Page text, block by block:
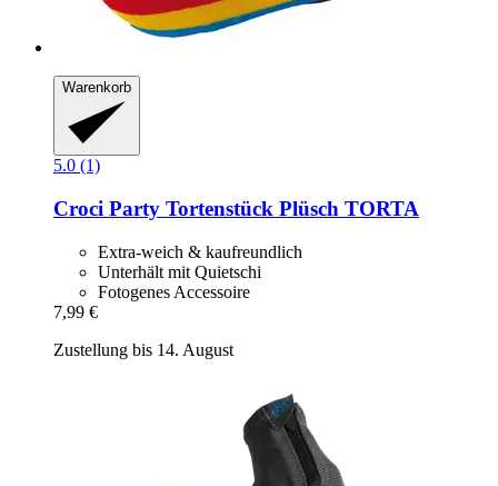
Warenkorb
5.0 (1)
Croci Party Tortenstück Plüsch TORTA
Extra-weich & kaufreundlich
Unterhält mit Quietschi
Fotogenes Accessoire
7,99 €
Zustellung bis 14. August